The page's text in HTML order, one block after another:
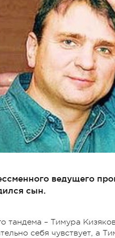
ведущего
сын.
тандема – Тимура
себя чувствует, а